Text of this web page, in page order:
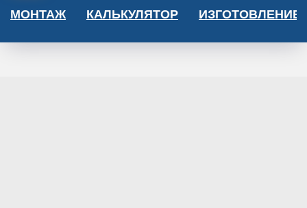
МОНТАЖ КАЛЬКУЛЯТОР ИЗГОТОВЛЕНИЕ